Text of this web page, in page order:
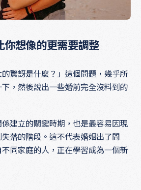
你想像的更需要調整
的驚訝是什麼？」這個問題，幾乎所
，然後說出一些婚前完全沒料到的
建立的關鍵時期，也是最容易因現
落的階段。這不代表婚姻出了問
同家庭的人，正在學習成為一個新